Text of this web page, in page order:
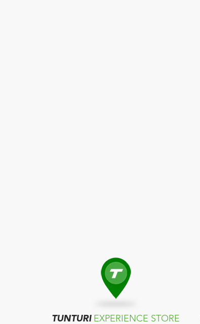
TUNTURI EXPERIENCE STORE